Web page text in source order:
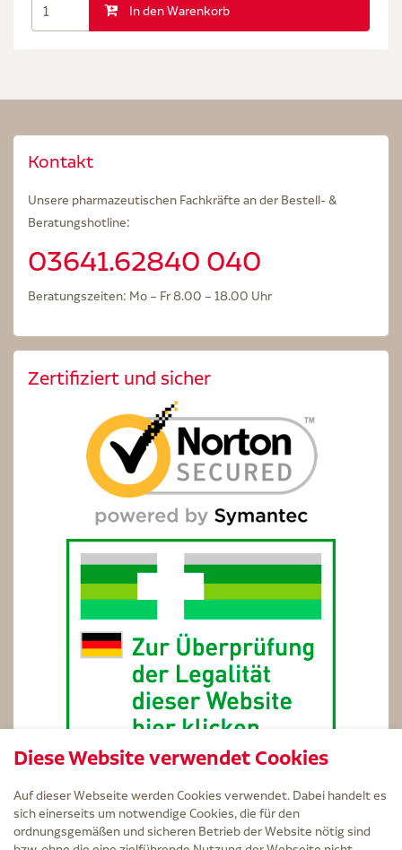
In den Warenkorb
Kontakt
Unsere pharmazeutischen Fachkräfte an der Bestell- &
Beratungshotline:
03641.62840 040
Beratungszeiten: Mo – Fr 8.00 – 18.00 Uhr
Zertifiziert und sicher
Diese Website verwendet Cookies
Auf dieser Webseite werden Cookies verwendet. Dabei handelt es
sich einerseits um notwendige Cookies, die für den
ordnungsgemäßen und sicheren Betrieb der Website nötig sind